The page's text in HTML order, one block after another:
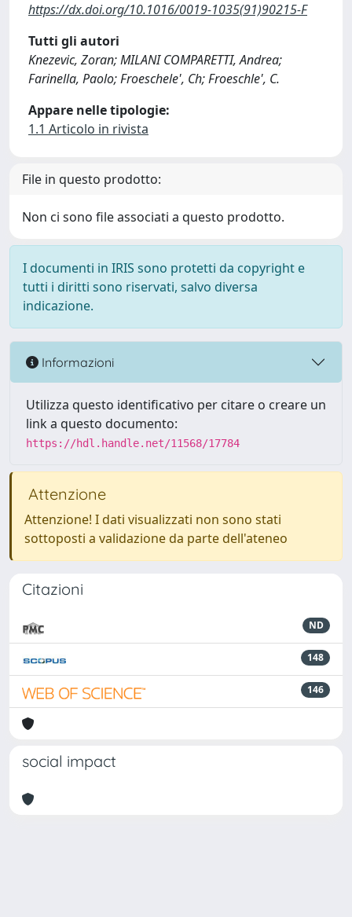
https://dx.doi.org/10.1016/0019-1035(91)90215-F
Tutti gli autori
Knezevic, Zoran; MILANI COMPARETTI, Andrea;
Farinella, Paolo; Froeschele', Ch; Froeschle', C.
Appare nelle tipologie:
1.1 Articolo in rivista
File in questo prodotto:
Non ci sono file associati a questo prodotto.
I documenti in IRIS sono protetti da copyright e
tutti i diritti sono riservati, salvo diversa
indicazione.
Informazioni
Utilizza questo identificativo per citare o creare un
link a questo documento:
https://hdl.handle.net/11568/17784
Attenzione
Attenzione! I dati visualizzati non sono stati
sottoposti a validazione da parte dell'ateneo
Citazioni
ND
148
146
social impact